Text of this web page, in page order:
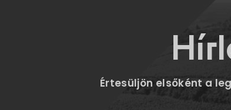
Értesüljön elsőként a